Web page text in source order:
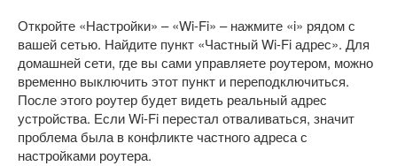
Откройте «Настройки» – «Wi-Fi» – нажмите «i» рядом с
вашей сетью. Найдите пункт «Частный Wi-Fi адрес». Для
домашней сети, где вы сами управляете роутером, можно
временно выключить этот пункт и переподключиться.
После этого роутер будет видеть реальный адрес
устройства. Если Wi-Fi перестал отваливаться, значит
проблема была в конфликте частного адреса с
настройками роутера.